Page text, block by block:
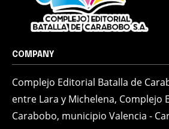
COMPANY
Complejo Editorial Batalla de
entre Lara y Michelena, Complejo
Carabobo, municipio Valencia -